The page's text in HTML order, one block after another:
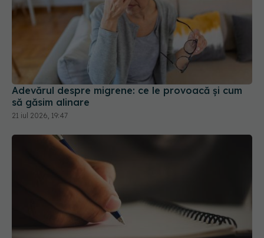
Adevărul despre migrene: ce le provoacă și cum
să găsim alinare
21 iul 2026, 19:47